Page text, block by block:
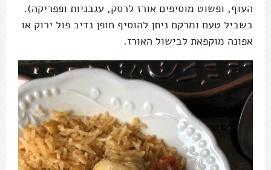
העוף, ופשוט מוסיפים אורז לרסק, עגבניות ופפריקה).
בשביל טעם ומרקם ניתן להוסיף חופן נדיב פול ירוק או
אפונה מוקפאת לבישול האורז.